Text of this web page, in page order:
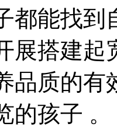
孩子都
搭建起
品质的有效
览的孩